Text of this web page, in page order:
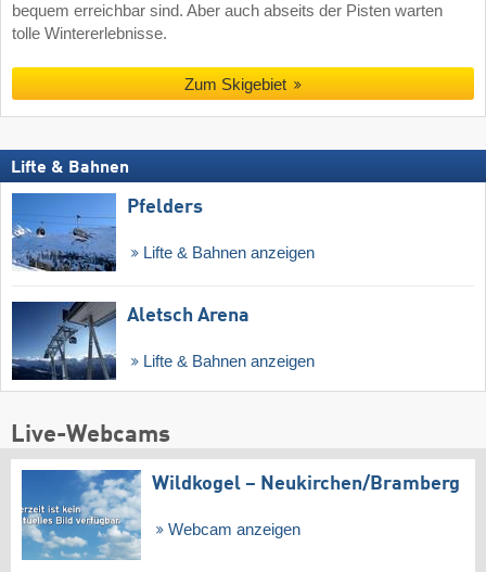
bequem erreichbar sind. Aber auch abseits der Pisten warten
tolle Wintererlebnisse.
Zum Skigebiet
Lifte & Bahnen
Pfelders
Lifte & Bahnen anzeigen
Aletsch Arena
Lifte & Bahnen anzeigen
Live-Webcams
Wildkogel – Neukirchen/​Bramberg
Webcam anzeigen